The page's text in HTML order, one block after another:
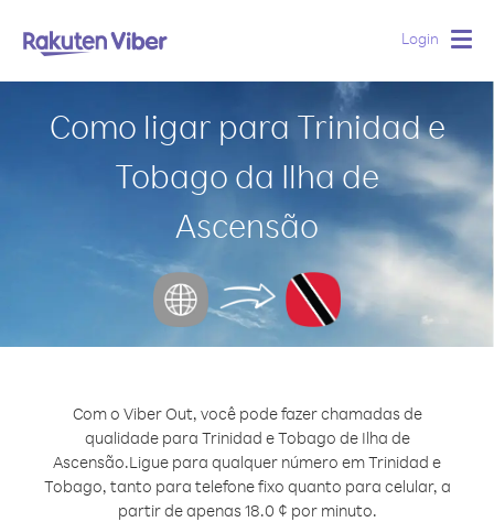
Login
Como ligar para Trinidad e
Tobago da Ilha de
Ascensão
Com o Viber Out, você pode fazer chamadas de
qualidade para Trinidad e Tobago de Ilha de
Ascensão.Ligue para qualquer número em Trinidad e
Tobago, tanto para telefone fixo quanto para celular, a
partir de apenas 18.0 ¢ por minuto.